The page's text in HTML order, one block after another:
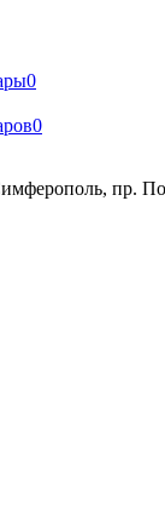
0
0
пр.